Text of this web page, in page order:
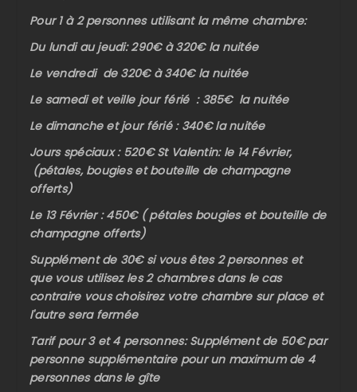
Pour 1 à 2 personnes utilisant la même chambre:
Du lundi au jeudi: 290€ à 320€ la nuitée
Le vendredi de 320€ à 340€ la nuitée
Le samedi et veille jour férié : 385€ la nuitée
Le dimanche et jour férié : 340€ la nuitée
Jours spéciaux : 520€ St Valentin: le 14 Février,
(pétales, bougies et bouteille de champagne
offerts)
Le 13 Février : 450€ ( pétales bougies et bouteille de
champagne offerts)
Supplément de 30€ si vous êtes 2 personnes et
que vous utilisez les 2 chambres dans le cas
contraire vous choisirez votre chambre sur place et
l'autre sera fermée
Tarif pour 3 et 4 personnes: Supplément de 50€ par
personne supplémentaire pour un maximum de 4
personnes dans le gîte